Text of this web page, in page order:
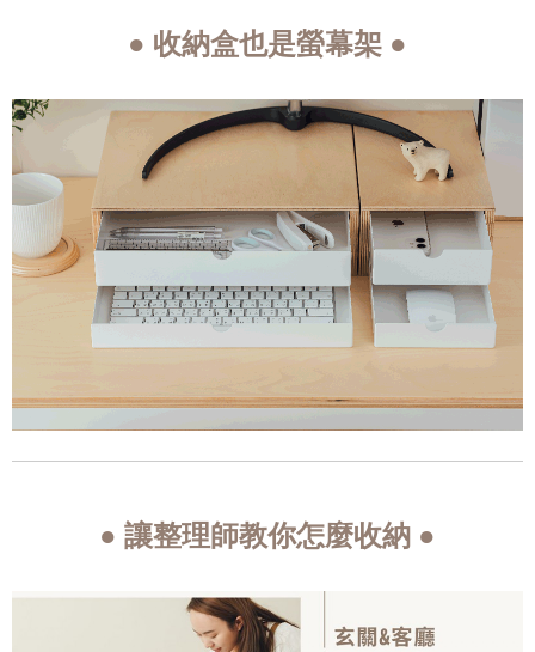
● 收納盒也是螢幕架 ●
● 讓整理師教你怎麼收納 ●